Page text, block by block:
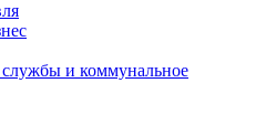
службы и коммунальное